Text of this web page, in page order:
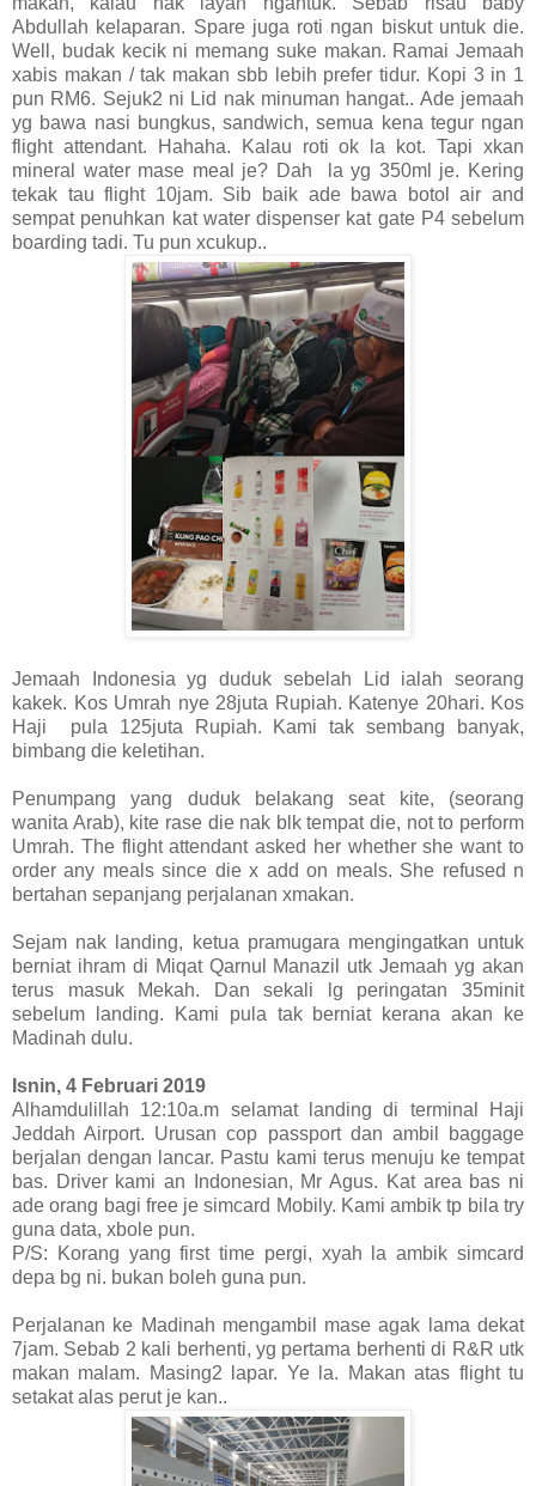
Abdullah kelaparan. Spare juga roti ngan biskut untuk die.
Well, budak kecik ni memang suke makan. Ramai Jemaah
xabis makan / tak makan sbb lebih prefer tidur. Kopi 3 in 1
pun RM6. Sejuk2 ni Lid nak minuman hangat.. Ade jemaah
yg bawa nasi bungkus, sandwich, semua kena tegur ngan
flight attendant. Hahaha. Kalau roti ok la kot. Tapi xkan
mineral water mase meal je? Dah la yg 350ml je. Kering
tekak tau flight 10jam. Sib baik ade bawa botol air and
sempat penuhkan kat water dispenser kat gate P4 sebelum
boarding tadi. Tu pun xcukup..
Jemaah Indonesia yg duduk sebelah Lid ialah seorang
kakek. Kos Umrah nye 28juta Rupiah. Katenye 20hari. Kos
Haji pula 125juta Rupiah. Kami tak sembang banyak,
bimbang die keletihan.
Penumpang yang duduk belakang seat kite, (seorang
wanita Arab), kite rase die nak blk tempat die, not to perform
Umrah. The flight attendant asked her whether she want to
order any meals since die x add on meals. She refused n
bertahan sepanjang perjalanan xmakan.
Sejam nak landing, ketua pramugara mengingatkan untuk
berniat ihram di Miqat Qarnul Manazil utk Jemaah yg akan
terus masuk Mekah. Dan sekali lg peringatan 35minit
sebelum landing. Kami pula tak berniat kerana akan ke
Madinah dulu.
Isnin, 4 Februari 2019
Alhamdulillah 12:10a.m selamat landing di terminal Haji
Jeddah Airport. Urusan cop passport dan ambil baggage
berjalan dengan lancar. Pastu kami terus menuju ke tempat
bas. Driver kami an Indonesian, Mr Agus. Kat area bas ni
ade orang bagi free je simcard Mobily. Kami ambik tp bila try
guna data, xbole pun.
P/S: Korang yang first time pergi, xyah la ambik simcard
depa bg ni. bukan boleh guna pun.
Perjalanan ke Madinah mengambil mase agak lama dekat
7jam. Sebab 2 kali berhenti, yg pertama berhenti di R&R utk
makan malam. Masing2 lapar. Ye la. Makan atas flight tu
setakat alas perut je kan..